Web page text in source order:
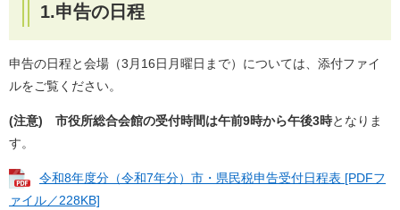
1.申告の日程
申告の日程と会場（3月16日月曜日まで）については、添付ファイ
ルをご覧ください。
(注意) 市役所総合会館の受付時間は午前9時から午後3時となりま
す。
令和8年度分（令和7年分）市・県民税申告受付日程表 [PDFフ
ァイル／228KB]